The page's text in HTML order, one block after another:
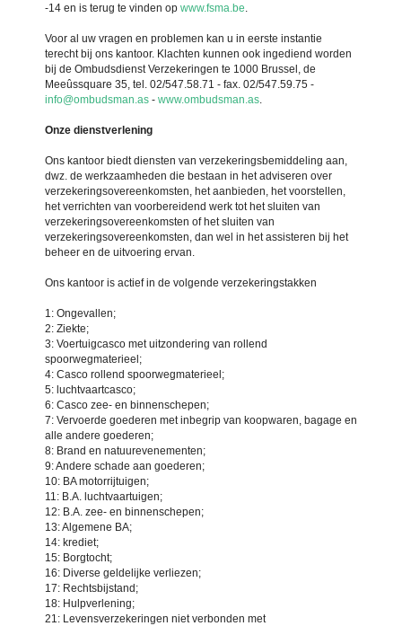
-14 en is terug te vinden op www.fsma.be.
Voor al uw vragen en problemen kan u in eerste instantie
terecht bij ons kantoor. Klachten kunnen ook ingediend worden
bij de Ombudsdienst Verzekeringen te 1000 Brussel, de
Meeûssquare 35, tel. 02/547.58.71 - fax. 02/547.59.75 -
info@ombudsman.as - www.ombudsman.as.
Onze dienstverlening
Ons kantoor biedt diensten van verzekeringsbemiddeling aan,
dwz. de werkzaamheden die bestaan in het adviseren over
verzekeringsovereenkomsten, het aanbieden, het voorstellen,
het verrichten van voorbereidend werk tot het sluiten van
verzekeringsovereenkomsten of het sluiten van
verzekeringsovereenkomsten, dan wel in het assisteren bij het
beheer en de uitvoering ervan.
Ons kantoor is actief in de volgende verzekeringstakken
1: Ongevallen;
2: Ziekte;
3: Voertuigcasco met uitzondering van rollend
spoorwegmaterieel;
4: Casco rollend spoorwegmaterieel;
5: luchtvaartcasco;
6: Casco zee- en binnenschepen;
7: Vervoerde goederen met inbegrip van koopwaren, bagage en
alle andere goederen;
8: Brand en natuurevenementen;
9: Andere schade aan goederen;
10: BA motorrijtuigen;
11: B.A. luchtvaartuigen;
12: B.A. zee- en binnenschepen;
13: Algemene BA;
14: krediet;
15: Borgtocht;
16: Diverse geldelijke verliezen;
17: Rechtsbijstand;
18: Hulpverlening;
21: Levensverzekeringen niet verbonden met